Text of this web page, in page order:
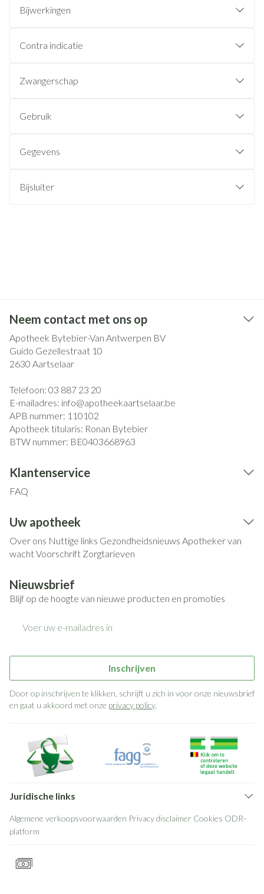
Bijwerkingen
Contra indicatie
Zwangerschap
Gebruik
Gegevens
Bijsluiter
Neem contact met ons op
Apotheek Bytebier-Van Antwerpen BV
Guido Gezellestraat 10
2630 Aartselaar
Telefoon: 03 887 23 20
E-mailadres: info@apotheekaartselaar.be
APB nummer: 110102
Apotheek titularis: Ronan Bytebier
BTW nummer: BE0403668963
Klantenservice
FAQ
Uw apotheek
Over ons Nuttige links Gezondheidsnieuws Apotheker van
wachtVoorschrift Zorgtarieven
Nieuwsbrief
Blijf op de hoogte van nieuwe producten en promoties
Inschrijven
Door op inschrijven te klikken, schrijft u zich in voor onze nieuwsbrief
en gaat u akkoord met onze privacy policy.
Juridische links
Algemene verkoopsvoorwaarden Privacy disclaimer Cookies ODR-
platform